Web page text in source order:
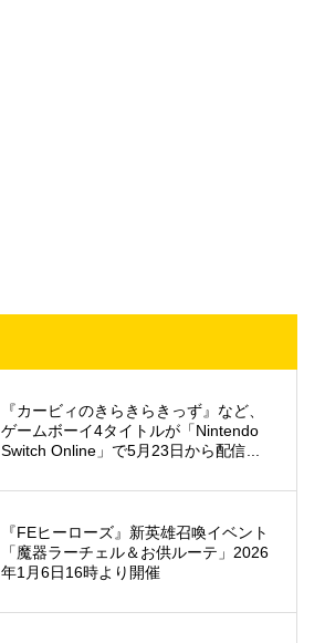
『カービィのきらきらきっず』など、
ゲームボーイ4タイトルが「Nintendo
Switch Online」で5月23日から配信...
『FEヒーローズ』新英雄召喚イベント
「魔器ラーチェル＆お供ルーテ」2026
年1月6日16時より開催